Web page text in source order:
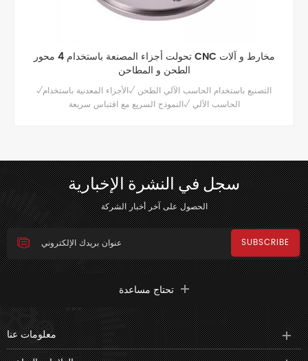
تحولت أجزاء المصنعة باستخدام 4 محور CNC مخارط و آلات
الطحن و المطاحن
√التصنيع باستخدام الحاسب الآلي الطحن √الأجزاء المعدنية باستخدام
الحاسب الآلي √النموذج السريع مع اقتباس سريعة
سجل في النشرة الإخبارية
الحصول على آخر أخبار الشركة
تحتاج مساعدة
معلومات عنا